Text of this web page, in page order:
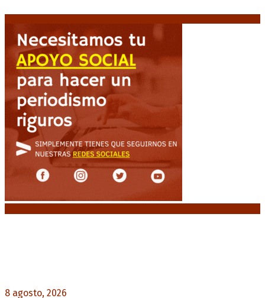
8 agosto, 2026